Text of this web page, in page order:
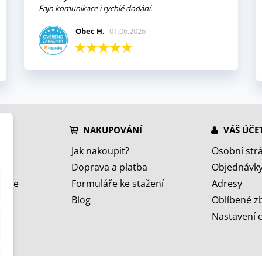
Fajn komunikace i rychlé dodání.
Obec H. 01.06.2026
NAKUPOVÁNÍ
Jak nakoupit?
Doprava a platba
Formuláře ke stažení
Blog
VÁŠ
Osobní
Adresy
Oblíbené
Nastavení